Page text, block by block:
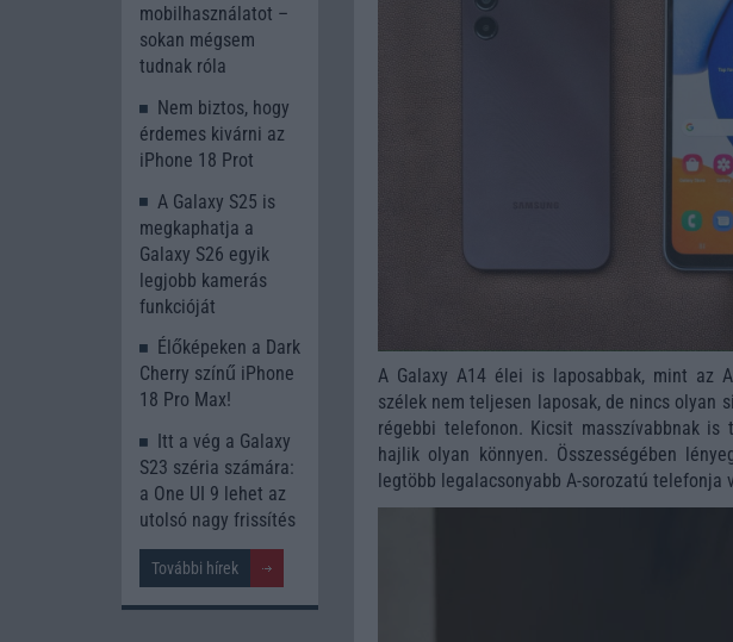
A Galaxy A14 élei is laposabbak, mint az
szélek nem teljesen laposak, de nincs
régebbi telefonon. Kicsit masszívabbnak
hajlik olyan könnyen. Összességében
legtöbb legalacsonyabb A-sorozatú telefonja
mobilhasználatot –
sokan mégsem
tudnak róla
Nem biztos, hogy
érdemes kivárni az
iPhone 18 Prot
A Galaxy S25 is
megkaphatja a
Galaxy S26 egyik
legjobb kamerás
funkcióját
Élőképeken a Dark
Cherry színű iPhone
18 Pro Max!
Itt a vég a Galaxy
S23 széria számára:
a One UI 9 lehet az
utolsó nagy frissítés
További hírek